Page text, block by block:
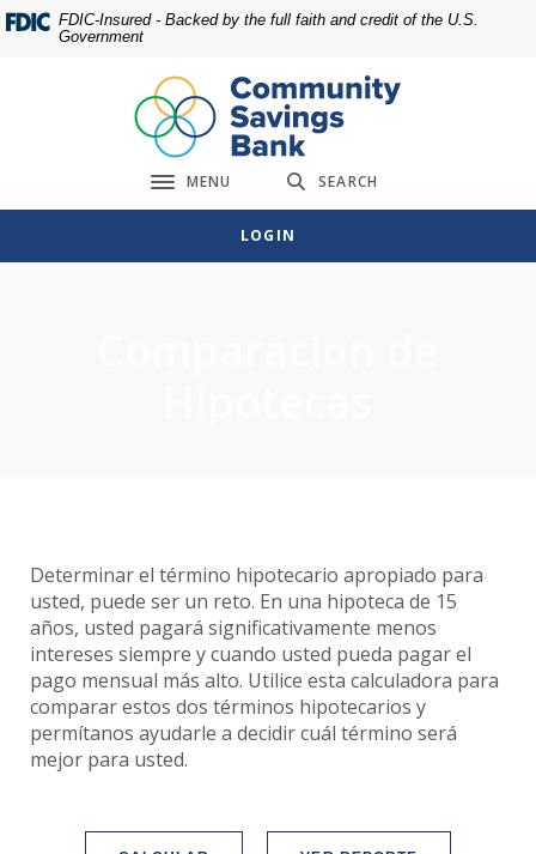
Home
footer
Download
Acrobat
view
FDIC-Insured - Backed by the full faith and credit of the U.S.
Government
Toggle navigation
MENU SEARCH
LOGIN
Determinar el término hipotecario apropiado para
usted, puede ser un reto. En una hipoteca de 15
años, usted pagará significativamente menos
intereses siempre y cuando usted pueda pagar el
pago mensual más alto. Utilice esta calculadora para
comparar estos dos términos hipotecarios y
permítanos ayudarle a decidir cuál término será
mejor para usted.